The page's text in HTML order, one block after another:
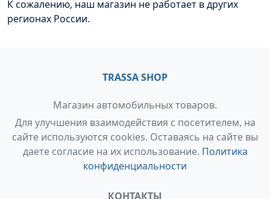
К сожалению, наш магазин не работает в других
регионах России.
TRASSA SHOP
Магазин автомобильных товаров.
Для улучшения взаимодействия с посетителем, на
сайте используются cookies. Оставаясь на сайте вы
даете согласие на их использование. Политика
конфиденциальности
КОНТАКТЫ